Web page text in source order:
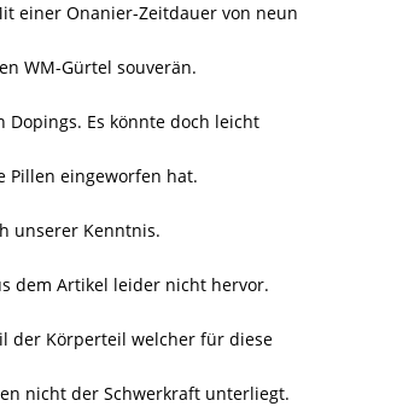
einer Onanier-Zeitdauer von neun
WM-Gürtel souverän.
Es könnte doch leicht
Pillen eingeworfen hat.
unserer Kenntnis.
dem Artikel leider nicht hervor.
der Körperteil welcher für diese
nicht der Schwerkraft unterliegt.